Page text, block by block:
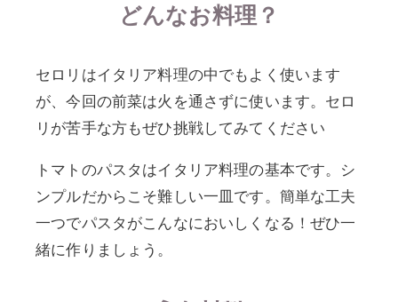
どんなお料理？
セロリはイタリア料理の中でもよく使います
が、今回の前菜は火を通さずに使います。セロ
リが苦手な方もぜひ挑戦してみてください
トマトのパスタはイタリア料理の基本です。シ
ンプルだからこそ難しい一皿です。簡単な工夫
一つでパスタがこんなにおいしくなる！ぜひ一
緒に作りましょう。